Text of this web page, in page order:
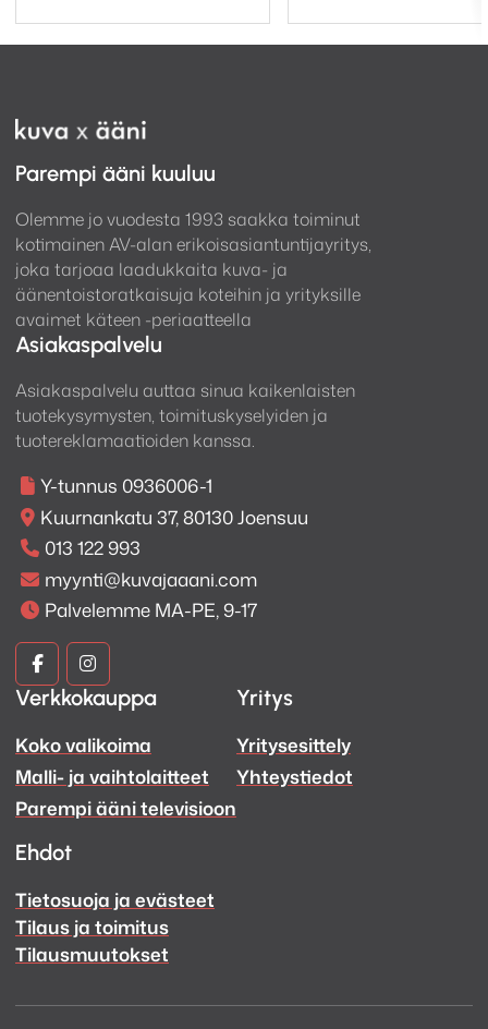
Parempi ääni kuuluu
Olemme jo vuodesta 1993 saakka toiminut
kotimainen AV-alan erikoisasiantuntijayritys,
joka tarjoaa laadukkaita kuva- ja
äänentoistoratkaisuja koteihin ja yrityksille
avaimet käteen -periaatteella
Asiakaspalvelu
Asiakaspalvelu auttaa sinua kaikenlaisten
tuotekysymysten, toimituskyselyiden ja
tuotereklamaatioiden kanssa.
Y-tunnus 0936006-1
Kuurnankatu 37, 80130 Joensuu
013 122 993
myynti@kuvajaaani.com
Palvelemme MA-PE, 9-17
Kuva
ja
Ääni
Facebook
Kuva
ja
Ääni
Instagram
Verkkokauppa
Koko valikoima
Malli- ja vaihtolaitteet
Parempi ääni televisioon
Yritys
Yritysesittely
Yhteystiedot
Ehdot
Tietosuoja ja evästeet
Tilaus ja toimitus
Tilausmuutokset